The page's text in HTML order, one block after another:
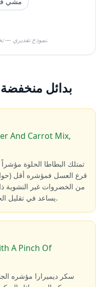
نموذج تقديري — تختلف الاستجابات الفردية. ليس نصيحة طبية.
بدائل
And Carrot Mix,
من الخضروات غير النشوية
يساعد في تقليل الحمل الجلايسيمي الإجمالي بشكل كبير.
A Pinch Of